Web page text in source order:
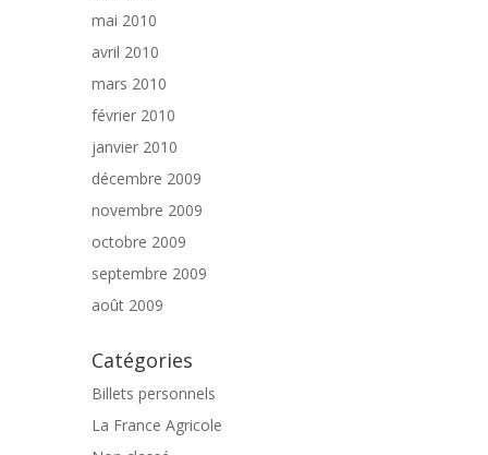
mai 2010
avril 2010
mars 2010
février 2010
janvier 2010
décembre 2009
novembre 2009
octobre 2009
septembre 2009
août 2009
Catégories
Billets personnels
La France Agricole